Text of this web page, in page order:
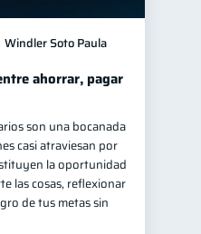
Windler Soto Paula
ahorrar, pagar
son una bocanada
casi atraviesan por
la oportunidad
las cosas, reflexionar
de tus metas sin